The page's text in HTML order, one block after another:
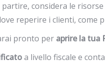
considera le
reperire i clienti, come
pronto per aprire la tua
a livello fiscale e